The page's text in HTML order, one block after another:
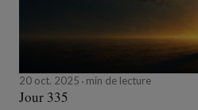
20 oct. 2025 min de lecture
Jour 335